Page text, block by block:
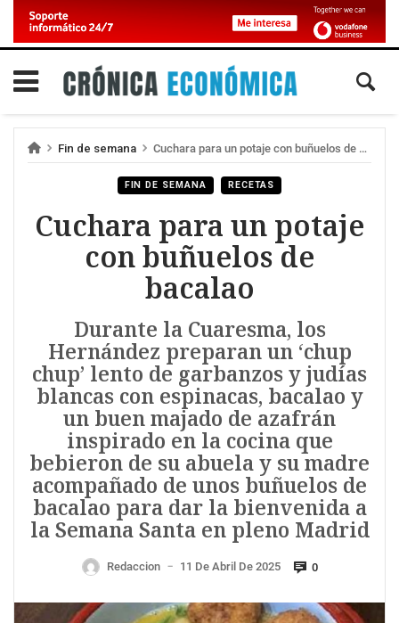
Fin de semana Cuchara para un potaje con buñuelos de bacalao
FIN DE SEMANA RECETAS
Cuchara para un potaje
con buñuelos de
bacalao
Durante la Cuaresma, los
Hernández preparan un ‘chup
chup’ lento de garbanzos y judías
blancas con espinacas, bacalao y
un buen majado de azafrán
inspirado en la cocina que
bebieron de su abuela y su madre
acompañado de unos buñuelos de
bacalao para dar la bienvenida a
la Semana Santa en pleno Madrid
Redaccion — 11 De Abril De 2025 0